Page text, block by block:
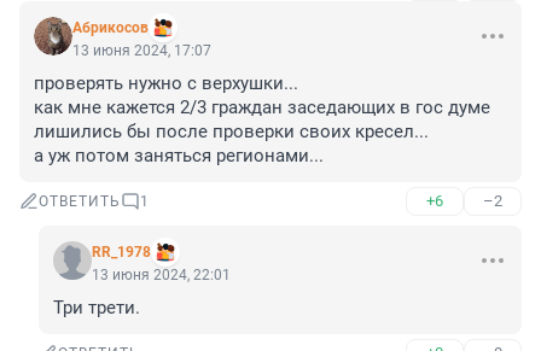
Абрикосов
13 июня 2024, 17:07
проверять нужно с верхушки...
как мне кажется 2/3 граждан заседающих в гос думе
лишились бы после проверки своих кресел...
а уж потом заняться регионами...
ОТВЕТИТЬ 1 +6 –2
RR_1978
13 июня 2024, 22:01
Три трети.